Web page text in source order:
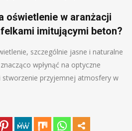
oświetlenie w aranżacji
imitującymi beton?
szczególnie jasne i naturalne
wpłynąć na optyczne
stworzenie przyjemnej atmosfery w